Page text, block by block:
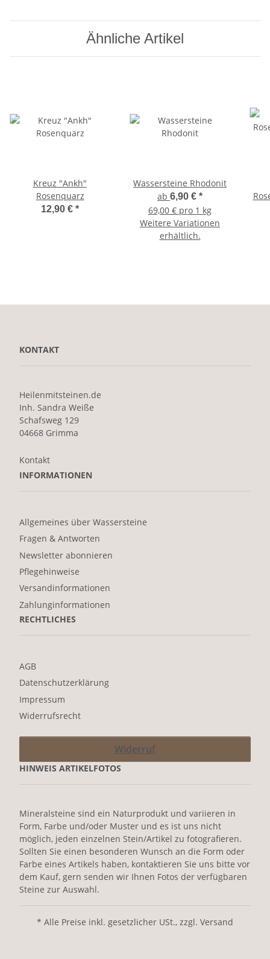
Ähnliche Artikel
Kreuz "Ankh"
Rosenquarz
12,90 € *
Wassersteine Rhodonit
ab 6,90 € *
69,00 € pro 1 kg
Weitere Variationen
erhältlich.
KONTAKT
Heilenmitsteinen.de
Inh. Sandra Weiße
Schafsweg 129
04668 Grimma
Kontakt
INFORMATIONEN
Allgemeines über Wassersteine
Fragen & Antworten
Newsletter abonnieren
Pflegehinweise
Versandinformationen
Zahlunginformationen
RECHTLICHES
AGB
Datenschutzerklärung
Impressum
Widerrufsrecht
Widerruf
HINWEIS ARTIKELFOTOS
Mineralsteine sind ein Naturprodukt und variieren in
Form, Farbe und/oder Muster und es ist uns nicht
möglich, jeden einzelnen Stein/Artikel zu fotografieren.
Sollten Sie einen besonderen Wunsch an die Form oder
Farbe eines Artikels haben, kontaktieren Sie uns bitte vor
dem Kauf, gern senden wir Ihnen Fotos der verfügbaren
Steine zur Auswahl.
* Alle Preise inkl. gesetzlicher USt., zzgl. Versand